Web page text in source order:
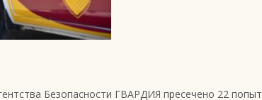
Безопасности ГВАРДИЯ пресечено 22